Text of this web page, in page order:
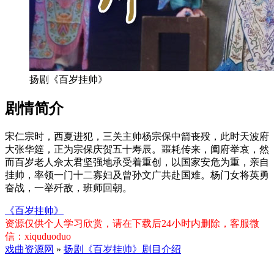
扬剧《百岁挂帅》
剧情简介
宋仁宗时，西夏进犯，三关主帅杨宗保中箭丧殁，此时天波府
大张华筵，正为宗保庆贺五十寿辰。噩耗传来，阖府举哀，然
而百岁老人佘太君坚强地承受着重创，以国家安危为重，亲自
挂帅，率领一门十二寡妇及曾孙文广共赴国难。杨门女将英勇
奋战，一举歼敌，班师回朝。
《百岁挂帅》
资源仅供个人学习欣赏，请在下载后24小时内删除，客服微
信：xiquduoduo
戏曲资源网 » 扬剧《百岁挂帅》剧目介绍